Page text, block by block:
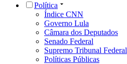
Política
Índice CNN
Governo Lula
Câmara dos Deputados
Senado Federal
Supremo Tribunal Federal
Políticas Públicas